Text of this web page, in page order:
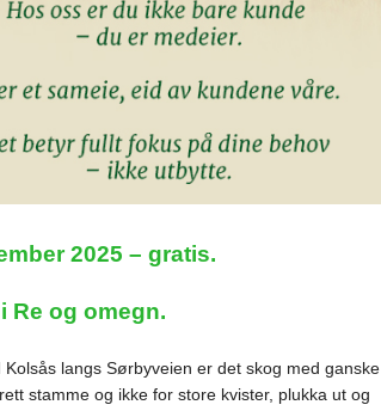
2025 – gratis.
Re og omegn.
langs Sørbyveien er det skog med ganske
stamme og ikke for store kvister, plukka ut og